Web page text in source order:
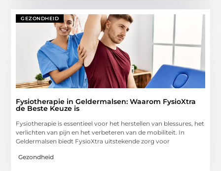
GEZONDHEID
Fysiotherapie in Geldermalsen: Waarom FysioXtra
de Beste Keuze is
Fysiotherapie is essentieel voor het herstellen van blessures, het
verlichten van pijn en het verbeteren van de mobiliteit. In
Geldermalsen biedt FysioXtra uitstekende zorg voor
Gezondheid